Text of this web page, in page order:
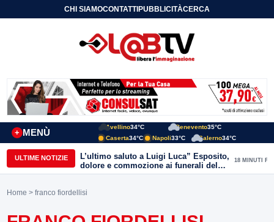
CHI SIAMOCONTATTIPUBBLICITÀCERCA
MENÙ
+
Avellino34°C Benevento35°C
Caserta34°C Napoli33°C Salerno34°C
ULTIME NOTIZIE
L’ultimo saluto a Luigi Luca” Esposito,
dolore e commozione ai funerali del
giornalista ucciso
18 MINUTI FA
Home > franco fiordellisi